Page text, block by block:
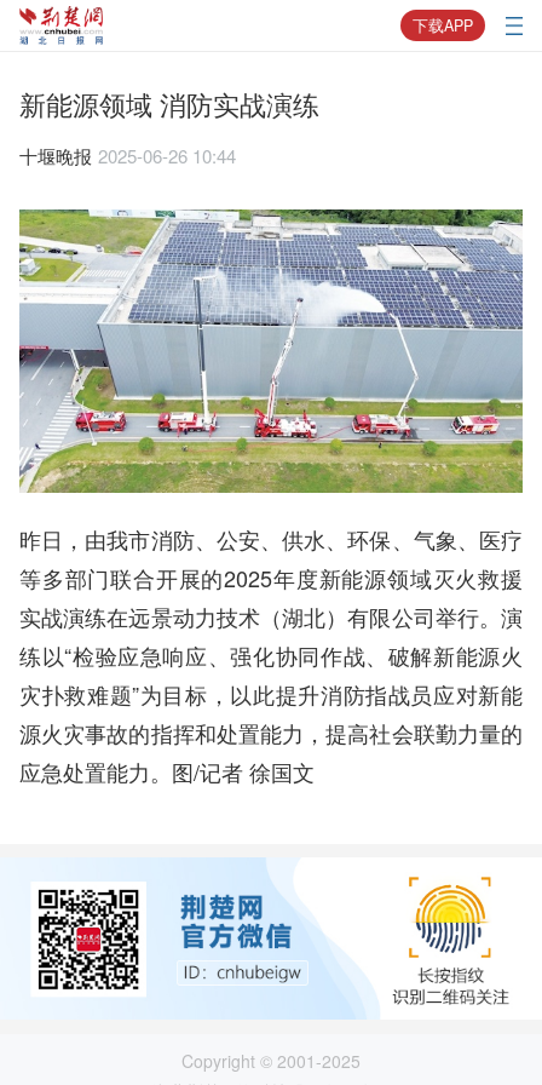
下载APP
新能源领域 消防实战演练
十堰晚报 2025-06-26 10:44
昨日，由我市消防、公安、供水、环保、气象、医疗
等多部门联合开展的2025年度新能源领域灭火救援
实战演练在远景动力技术（湖北）有限公司举行。演
练以“检验应急响应、强化协同作战、破解新能源火
灾扑救难题”为目标，以此提升消防指战员应对新能
源火灾事故的指挥和处置能力，提高社会联勤力量的
应急处置能力。图/记者 徐国文
Copyright © 2001-2025